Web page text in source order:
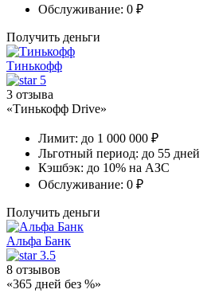
Обслуживание: 0 ₽
Получить деньги
Тинькофф
5
3 отзыва
«Тинькофф Drive»
Лимит: до 1 000 000 ₽
Льготный период: до 55 дней
Кэшбэк: до 10% на АЗС
Обслуживание: 0 ₽
Получить деньги
Альфа Банк
3.5
8 отзывов
«365 дней без %»